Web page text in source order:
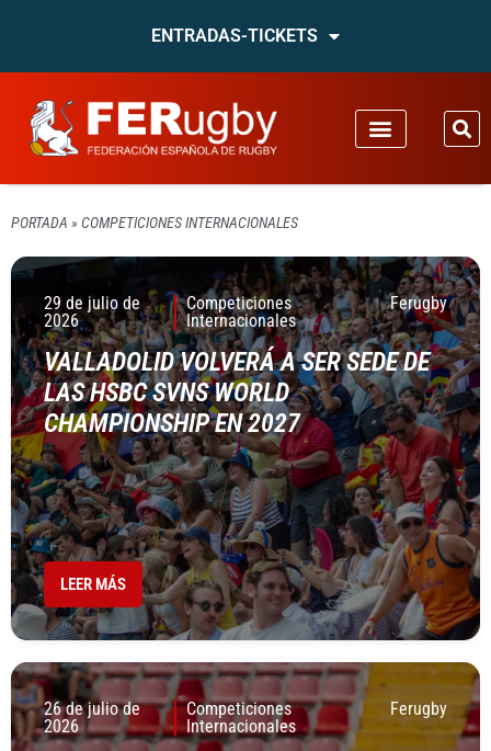
ENTRADAS-TICKETS
PORTADA » COMPETICIONES INTERNACIONALES
29 de julio de
2026
Competiciones
Internacionales
Ferugby
VALLADOLID VOLVERÁ A SER SEDE DE
LAS HSBC SVNS WORLD
CHAMPIONSHIP EN 2027
LEER MÁS
26 de julio de
2026
Competiciones
Internacionales
Ferugby